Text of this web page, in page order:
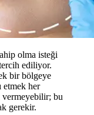
olma isteği
ediliyor.
bir bölgeye
etmek her
vermeyebilir; bu
gerekir.